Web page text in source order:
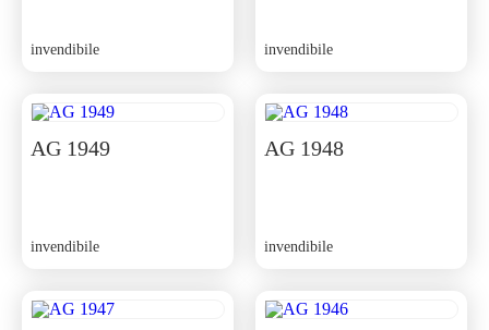
invendibile invendibile
AG 1949
invendibile
AG 1948
invendibile